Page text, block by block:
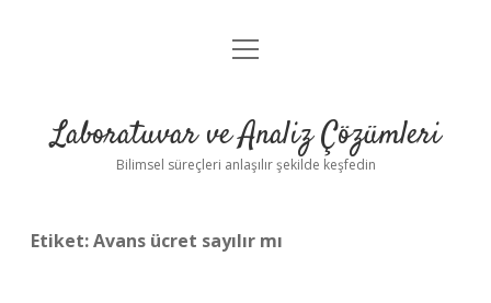
Anasayfa
Yasal Uyarı
menüyü
Laboratuvar ve Analiz Çözümleri
Bilimsel süreçleri anlaşılır şekilde keşfedin
Etiket:Avans ücret sayılır mı